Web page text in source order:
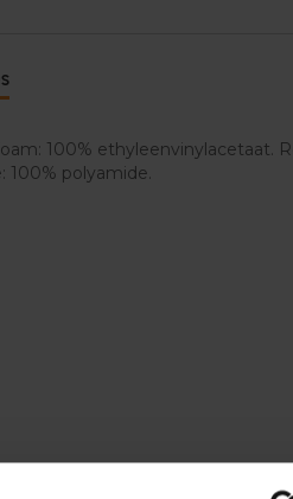
100% ethyleenvinylacetaat.
100% polyamide.